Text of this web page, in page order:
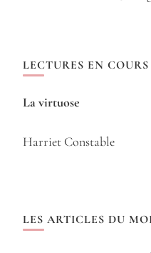
LECTURES EN COURS
La virtuose
Harriet Constable
LES ARTICLES DU